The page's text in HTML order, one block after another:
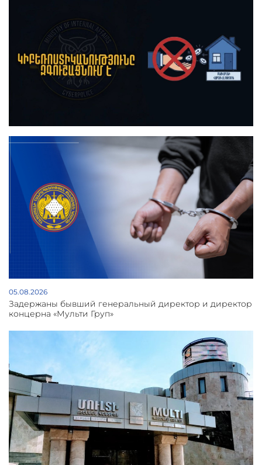
05.08.2026
Задержаны бывший генеральный директор и директор
концерна «Мульти Груп»